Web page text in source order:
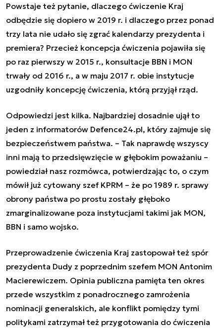
Powstaje też pytanie, dlaczego ćwiczenie Kraj
odbędzie się dopiero w 2019 r. i dlaczego przez ponad
trzy lata nie udało się zgrać kalendarzy prezydenta i
premiera? Przecież koncepcja ćwiczenia pojawiła się
po raz pierwszy w 2015 r., konsultacje BBN i MON
trwały od 2016 r., a w maju 2017 r. obie instytucje
uzgodniły koncepcję ćwiczenia, którą przyjął rząd.
Odpowiedzi jest kilka. Najbardziej dosadnie ujął to
jeden z informatorów Defence24.pl, który zajmuje się
bezpieczeństwem państwa. – Tak naprawdę wszyscy
inni mają to przedsięwzięcie w głębokim poważaniu –
powiedział nasz rozmówca, potwierdzając to, o czym
mówił już cytowany szef KPRM – że po 1989 r. sprawy
obrony państwa po prostu zostały głęboko
zmarginalizowane poza instytucjami takimi jak MON,
BBN i samo wojsko.
Przeprowadzenie ćwiczenia Kraj zastopował też spór
prezydenta Dudy z poprzednim szefem MON Antonim
Macierewiczem. Opinia publiczna pamięta ten okres
przede wszystkim z ponadrocznego zamrożenia
nominacji generalskich, ale konflikt pomiędzy tymi
politykami zatrzymał też przygotowania do ćwiczenia